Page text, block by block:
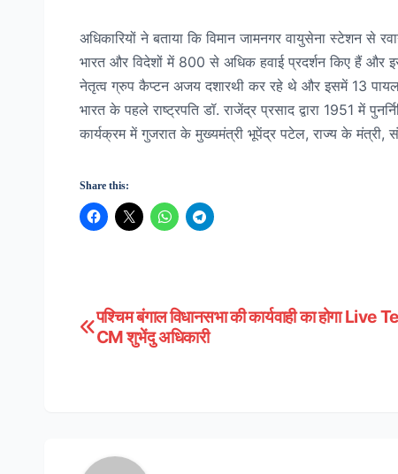
अधिकारियों ने बताया कि विमान जामनगर वायुसेना स्टेशन से
भारत और विदेशों में 800 से अधिक हवाई प्रदर्शन किए हैं और
नेतृत्व ग्रुप कैप्टन अजय दशारथी कर रहे थे और इसमें 13
भारत के पहले राष्ट्रपति डॉ. राजेंद्र प्रसाद द्वारा 1951 में
कार्यक्रम में गुजरात के मुख्यमंत्री भूपेंद्र पटेल, राज्य के मंत्री,
Share this:
Post
पश्चिम बंगाल विधानसभा की कार्यवाही का होगा Live
CM शुभेंदु अधिकारी